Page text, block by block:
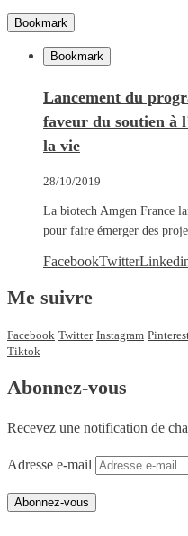
Bookmark
Bookmark
Lancement du
faveur du soutien à
la vie
28/10/2019
La biotech Amgen France
pour faire émerger des
FacebookTwitter
Me suivre
Facebook Twitter Instagram
Tiktok
Abonnez-vous
Recevez une notification de
Adresse e-mail
Abonnez-vous